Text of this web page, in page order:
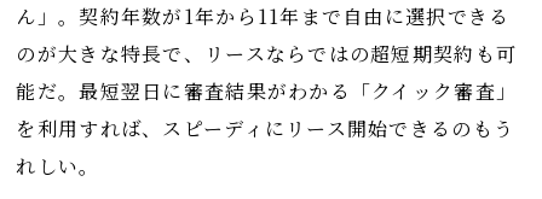
ん」。契約年数が1年から11年まで自由に選択できる
のが大きな特長で、リースならではの超短期契約も可
能だ。最短翌日に審査結果がわかる「クイック審査」
を利用すれば、スピーディにリース開始できるのもう
れしい。